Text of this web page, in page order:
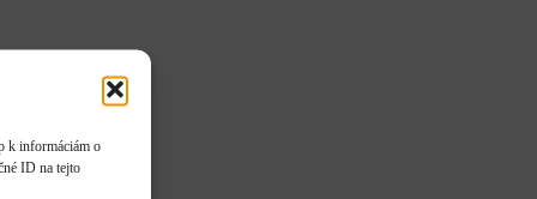
k informáciám o
ID na tejto